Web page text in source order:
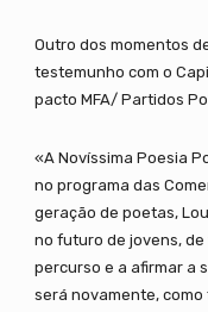
Outro dos momentos
testemunho com o
pacto MFA/ Partidos
«A Novíssima Poesia
no programa das
geração de poetas,
no futuro de jovens,
percurso e a afirmar a
será novamente,